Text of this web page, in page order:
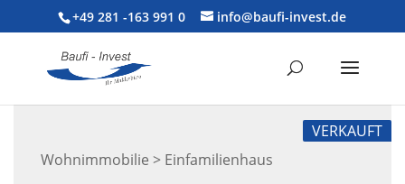
+49 281 -163 991 0 info@baufi-invest.de
Wohnimmobilie > Einfamilienhaus
VERKAUFT